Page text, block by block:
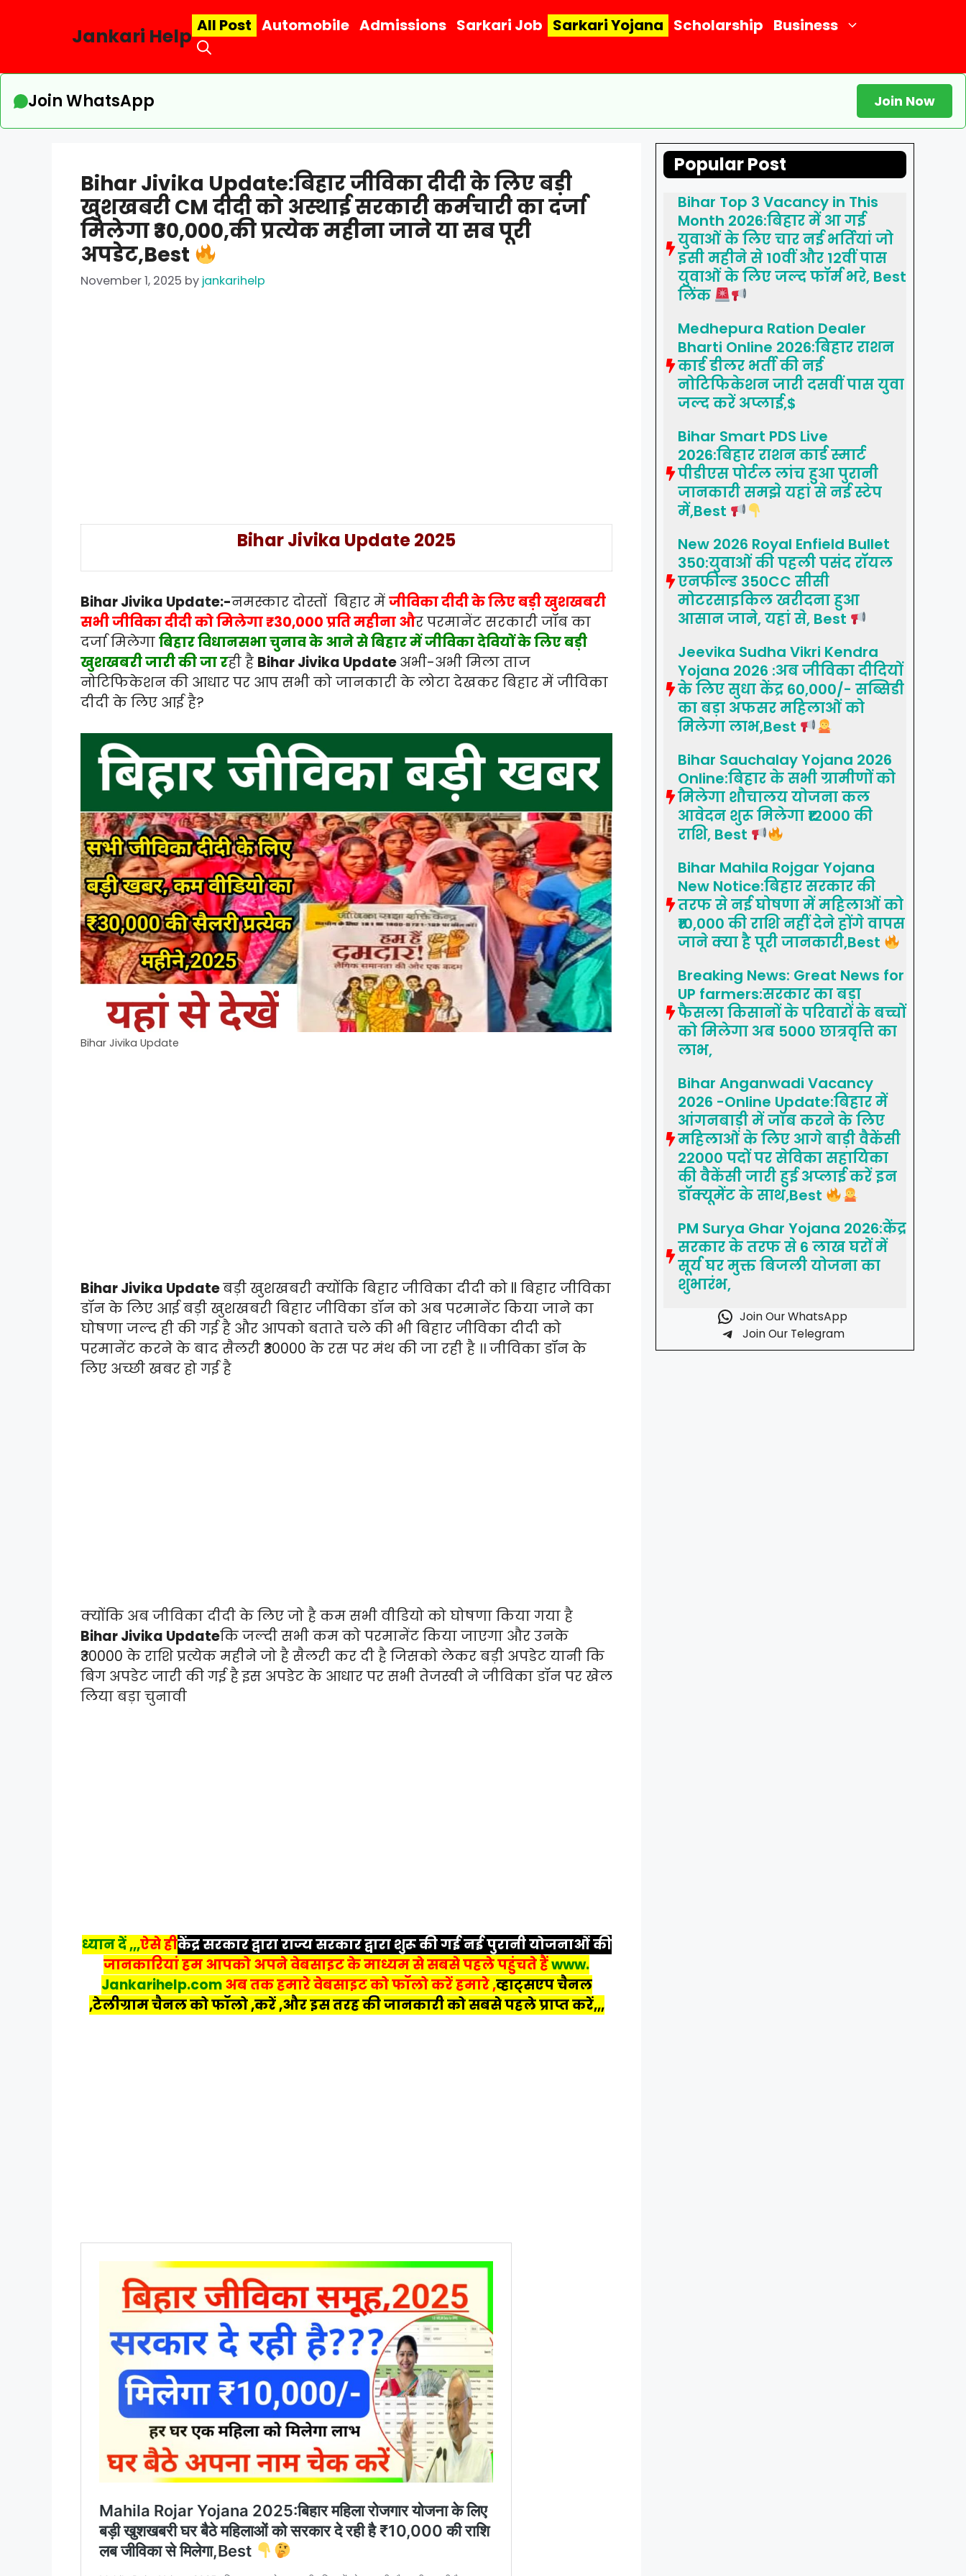
Jankari Help All Post Automobile Admissions Sarkari Job Sarkari Yojana Scholarship Business
Join WhatsApp Join Now
Bihar Jivika Update:बिहार जीविका दीदी के लिए बड़ी
खुशखबरी CM दीदी को अस्थाई सरकारी कर्मचारी का दर्जा
मिलेगा ₹30,000,की प्रत्येक महीना जाने या सब पूरी
अपडेट,Best
November 1, 2025 by jankarihelp
Bihar Jivika Update 2025
Bihar Jivika Update:-नमस्कार दोस्तों बिहार मेंजीविका दीदी के लिए बड़ी खुशखबरी
सभी जीविका दीदी को मिलेगा ₹30,000 प्रति महीना और परमानेंट सरकारी जॉब का
दर्जा मिलेगाबिहार विधानसभा चुनाव के आने से बिहार में जीविका देवियों के लिए बड़ी
खुशखबरी जारी की जा रही है Bihar Jivika Updateअभी-अभी मिला ताज
नोटिफिकेशन की आधार पर आप सभी को जानकारी के लोटा देखकर बिहार में जीविका
दीदी के लिए आई है?
Bihar Jivika Update
Bihar Jivika Updateबड़ी खुशखबरी क्योंकि बिहार जीविका दीदी को ll बिहार जीविका
डॉन के लिए आई बड़ी खुशखबरी बिहार जीविका डॉन को अब परमानेंट किया जाने का
घोषणा जल्द ही की गई है और आपको बताते चले की भी बिहार जीविका दीदी को
परमानेंट करने के बाद सैलरी ₹30000 के रस पर मंथ की जा रही है ।। जीविका डॉन के
लिए अच्छी खबर हो गई है
क्योंकि अब जीविका दीदी के लिए जो है कम सभी वीडियो को घोषणा किया गया है
Bihar Jivika Updateकि जल्दी सभी कम को परमानेंट किया जाएगा और उनके
₹30000 के राशि प्रत्येक महीने जो है सैलरी कर दी है जिसको लेकर बड़ी अपडेट यानी कि
बिग अपडेट जारी की गई है इस अपडेट के आधार पर सभी तेजस्वी ने जीविका डॉन पर खेल
लिया बड़ा चुनावी
ध्यान दें ,,,ऐसे हीकेंद्र सरकार द्वारा राज्य सरकार द्वारा शुरू की गई नई पुरानी योजनाओं की
जानकारियां हम आपको अपने वेबसाइट के माध्यम से सबसे पहले पहुंचते हैंwww.
Jankarihelp.comअब तक हमारे वेबसाइट को फॉलो करें हमारे ,व्हाट्सएप चैनल
,टेलीग्राम चैनल को फॉलो ,करें ,और इस तरह की जानकारी को सबसे पहले प्राप्त करें,,,
Popular Post
Bihar Top 3 Vacancy in This
Month 2026:बिहार में आ गई
युवाओं के लिए चार नई भर्तियां जो
इसी महीने से 10वीं और 12वीं पास
युवाओं के लिए जल्द फॉर्म भरे, Best
लिंक
Medhepura Ration Dealer
Bharti Online 2026:बिहार राशन
कार्ड डीलर भर्ती की नई
नोटिफिकेशन जारी दसवीं पास युवा
जल्द करें अप्लाई,$
Bihar Smart PDS Live
2026:बिहार राशन कार्ड स्मार्ट
पीडीएस पोर्टल लांच हुआ पुरानी
जानकारी समझे यहां से नई स्टेप
में,Best
New 2026 Royal Enfield Bullet
350:युवाओं की पहली पसंद रॉयल
एनफील्ड 350CC सीसी
मोटरसाइकिल खरीदना हुआ
आसान जाने, यहां से, Best
Jeevika Sudha Vikri Kendra
Yojana 2026 :अब जीविका दीदियों
के लिए सुधा केंद्र 60,000/- सब्सिडी
का बड़ा अफसर महिलाओं को
मिलेगा लाभ,Best
Bihar Sauchalay Yojana 2026
Online:बिहार के सभी ग्रामीणों को
मिलेगा शौचालय योजना कल
आवेदन शुरू मिलेगा ₹12000 की
राशि, Best
Bihar Mahila Rojgar Yojana
New Notice:बिहार सरकार की
तरफ से नई घोषणा में महिलाओं को
₹10,000 की राशि नहीं देने होंगे वापस
जाने क्या है पूरी जानकारी,Best
Breaking News: Great News for
UP farmers:सरकार का बड़ा
फैसला किसानों के परिवारों के बच्चों
को मिलेगा अब 5000 छात्रवृत्ति का
लाभ,
Bihar Anganwadi Vacancy
2026 -Online Update:बिहार में
आंगनबाड़ी में जॉब करने के लिए
महिलाओं के लिए आगे बाड़ी वैकेंसी
22000 पदों पर सेविका सहायिका
की वैकेंसी जारी हुई अप्लाई करें इन
डॉक्यूमेंट के साथ,Best
PM Surya Ghar Yojana 2026:केंद्र
सरकार के तरफ से 6 लाख घरों में
सूर्य घर मुक्त बिजली योजना का
शुभारंभ,
Join Our WhatsApp
Join Our Telegram